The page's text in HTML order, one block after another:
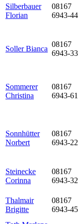
Silberbauer
Florian
08167
6943-44
Soller Bianca
08167
6943-33
Sommerer
Christina
08167
6943-61
Sonnhütter
Norbert
08167
6943-22
Steinecke
Corinna
08167
6943-32
Thalmair
Brigitte
08167
6943-45